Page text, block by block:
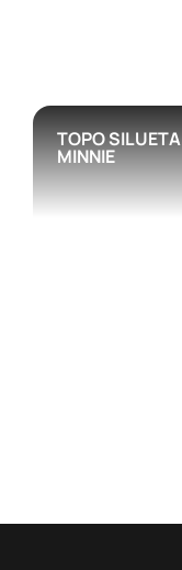
TOPO SILUETA
MINNIE